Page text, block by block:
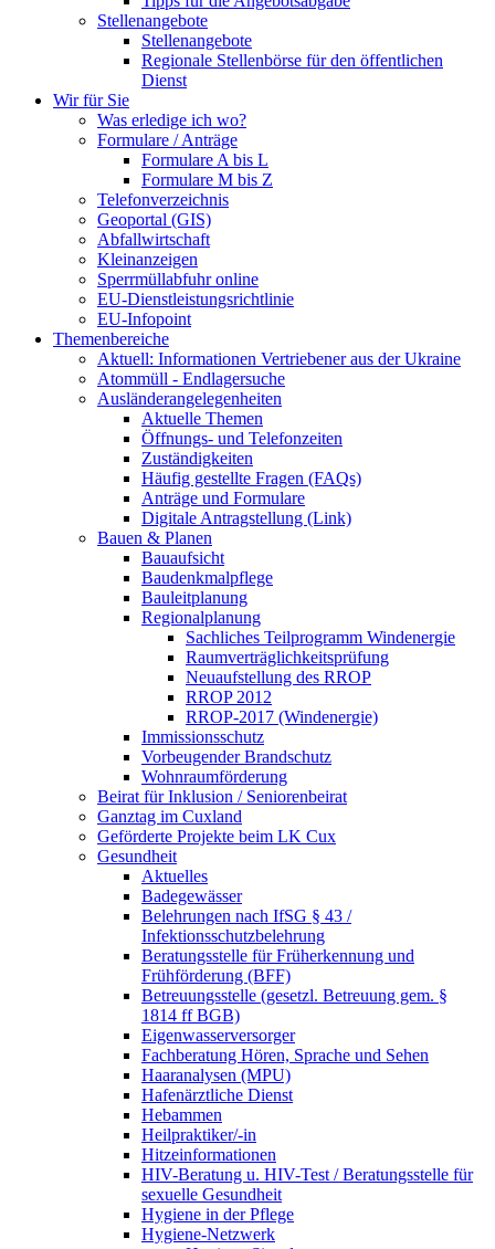
Stellenangebote
Stellenangebote
Regionale Stellenbörse für den öffentlichen
Dienst
Wir für Sie
Was erledige ich wo?
Formulare / Anträge
Formulare A bis L
Formulare M bis Z
Telefonverzeichnis
Geoportal (GIS)
Abfallwirtschaft
Kleinanzeigen
Sperrmüllabfuhr online
EU-Dienstleistungsrichtlinie
EU-Infopoint
Themenbereiche
Aktuell: Informationen Vertriebener aus der Ukraine
Atommüll - Endlagersuche
Ausländerangelegenheiten
Aktuelle Themen
Öffnungs- und Telefonzeiten
Zuständigkeiten
Häufig gestellte Fragen (FAQs)
Anträge und Formulare
Digitale Antragstellung (Link)
Bauen & Planen
Bauaufsicht
Baudenkmalpflege
Bauleitplanung
Regionalplanung
Sachliches Teilprogramm Windenergie
Raumverträglichkeitsprüfung
Neuaufstellung des RROP
RROP 2012
RROP-2017 (Windenergie)
Immissionsschutz
Vorbeugender Brandschutz
Wohnraumförderung
Beirat für Inklusion / Seniorenbeirat
Ganztag im Cuxland
Geförderte Projekte beim LK Cux
Gesundheit
Aktuelles
Badegewässer
Belehrungen nach IfSG § 43 /
Infektionsschutzbelehrung
Beratungsstelle für Früherkennung und
Frühförderung (BFF)
Betreuungsstelle (gesetzl. Betreuung gem. §
1814 ff BGB)
Eigenwasserversorger
Fachberatung Hören, Sprache und Sehen
Haaranalysen (MPU)
Hafenärztliche Dienst
Hebammen
Heilpraktiker/-in
Hitzeinformationen
HIV-Beratung u. HIV-Test / Beratungsstelle für
sexuelle Gesundheit
Hygiene in der Pflege
Hygiene-Netzwerk